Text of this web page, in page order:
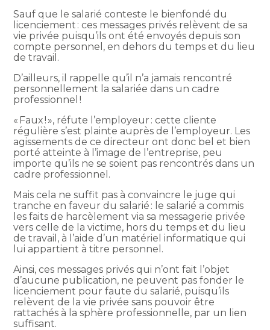
Sauf que le salarié conteste le bienfondé du
licenciement : ces messages privés relèvent de sa
vie privée puisqu’ils ont été envoyés depuis son
compte personnel, en dehors du temps et du lieu
de travail.
D’ailleurs, il rappelle qu’il n’a jamais rencontré
personnellement la salariée dans un cadre
professionnel !
« Faux ! », réfute l’employeur : cette cliente
régulière s’est plainte auprès de l’employeur. Les
agissements de ce directeur ont donc bel et bien
porté atteinte à l’image de l’entreprise, peu
importe qu’ils ne se soient pas rencontrés dans un
cadre professionnel.
Mais cela ne suffit pas à convaincre le juge qui
tranche en faveur du salarié : le salarié a commis
les faits de harcèlement via sa messagerie privée
vers celle de la victime, hors du temps et du lieu
de travail, à l’aide d’un matériel informatique qui
lui appartient à titre personnel.
Ainsi, ces messages privés qui n’ont fait l’objet
d’aucune publication, ne peuvent pas fonder le
licenciement pour faute du salarié, puisqu’ils
relèvent de la vie privée sans pouvoir être
rattachés à la sphère professionnelle, par un lien
suffisant.